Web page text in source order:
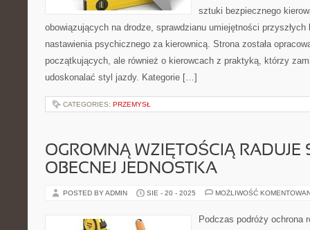
sztuki bezpiecznego
obowiązujących na drodze, sprawdzianu umiejętności przyszłych
nastawienia psychicznego za kierownicą. Strona została
początkujących, ale również o kierowcach z praktyką, którzy
udoskonalać styl jazdy. Kategorie […]
CATEGORIES: PRZEMYSŁ
OGROMNĄ WZIĘTOŚCIĄ RADUJE
OBECNEJ JEDNOSTKA
POSTED BY ADMIN SIE - 20 - 2025 MOŻLIWOŚĆ
Podczas podróży ochrona